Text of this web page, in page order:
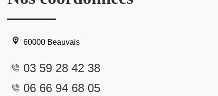
60000 Beauvais
03 59 28 42 38
06 66 94 68 05